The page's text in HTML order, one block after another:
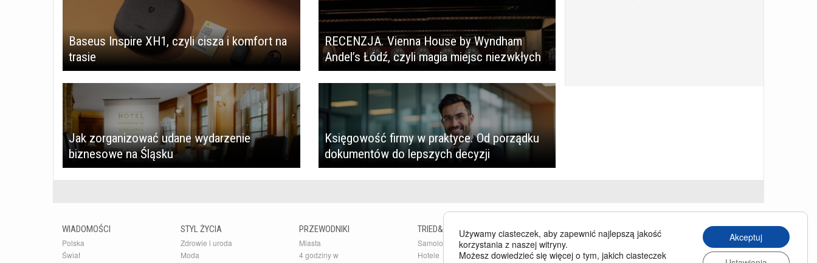
Baseus Inspire XH1, czyli cisza i komfort na
trasie
RECENZJA. Vienna House by Wyndham
Andel’s Łódź, czyli magia miejsc niezwkłych
Jak zorganizować udane wydarzenie
biznesowe na Śląsku
Księgowość firmy w praktyce. Od porządku
dokumentów do lepszych decyzji
WIADOMOŚCI
Polska
Świat
STYL ŻYCIA
Zdrowie i uroda
Moda
PRZEWODNIKI
Miasta
4 godziny w
TRIED&TESTED
Samoloty
Hotele
BUSINESS TRAVELLER
Business Traveller in English
Archiwum wydań
Używamy ciasteczek, aby zapewnić najlepszą jakość
korzystania z naszej witryny.
Możesz dowiedzieć się więcej o tym, jakich ciasteczek
Akceptuj